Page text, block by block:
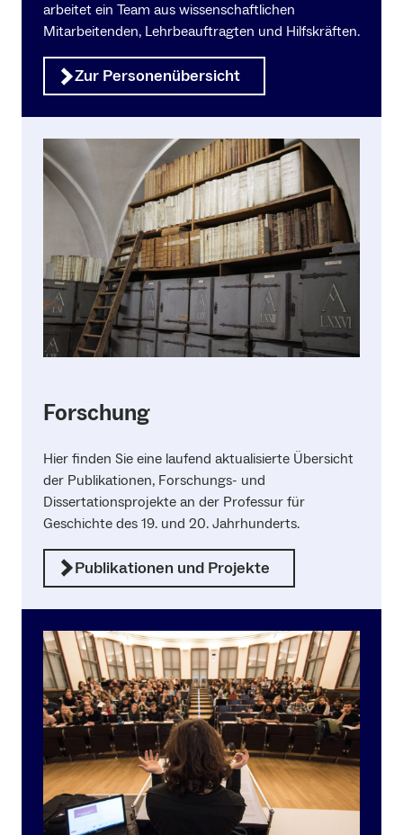
arbeitet ein Team aus wissenschaftlichen
Mitarbeitenden, Lehrbeauftragten und Hilfskräften.
Zur Personenübersicht
Forschung
Hier finden Sie eine laufend aktualisierte Übersicht
der Publikationen, Forschungs- und
Dissertationsprojekte an der Professur für
Geschichte des 19. und 20. Jahrhunderts.
Publikationen und Projekte